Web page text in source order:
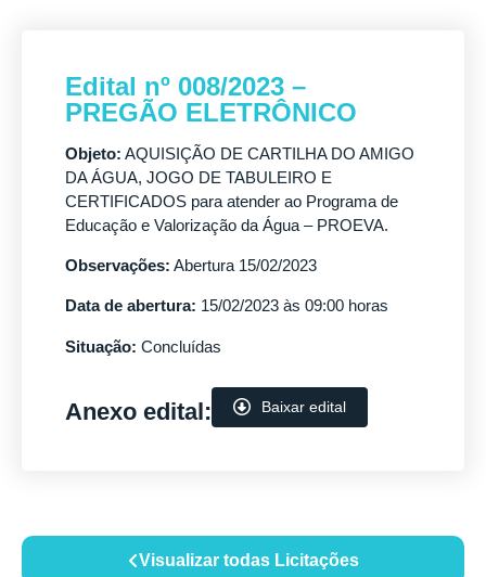
Visualizar todas Licitações
Edital nº 008/2023 –
PREGÃO ELETRÔNICO
Objeto: AQUISIÇÃO DE CARTILHA DO AMIGO
DA ÁGUA, JOGO DE TABULEIRO E
CERTIFICADOS para atender ao Programa de
Educação e Valorização da Água – PROEVA.
Observações: Abertura 15/02/2023
Data de abertura: 15/02/2023 às 09:00 horas
Situação: Concluídas
Anexo edital: Baixar edital